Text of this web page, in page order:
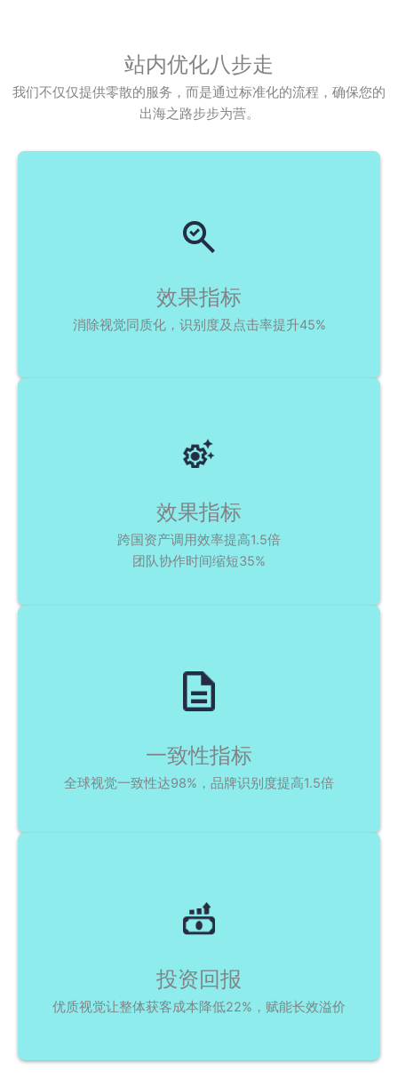
站内优化八步走
我们不仅仅提供零散的服务，而是通过标准化的流程，确保您的
出海之路步步为营。
效果指标
消除视觉同质化，识别度及点击率提升45%
效果指标
跨国资产调用效率提高1.5倍
团队协作时间缩短35%
一致性指标
全球视觉一致性达98%，品牌识别度提高1.5倍
投资回报
优质视觉让整体获客成本降低22%，赋能长效溢价